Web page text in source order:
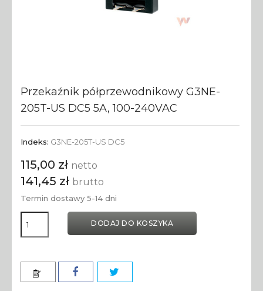
Przekaźnik półprzewodnikowy G3NE-
205T-US DC5 5A, 100-240VAC
Indeks: G3NE-205T-US DC5
115,00 zł netto
141,45 zł brutto
Termin dostawy 5-14 dni
DODAJ DO KOSZYKA